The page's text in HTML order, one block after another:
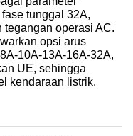
tunggal 32A,
tegangan operasi AC.
opsi arus
10A-13A-16A-32A,
UE, sehingga
kendaraan listrik.